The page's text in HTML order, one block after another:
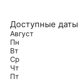
Доступные даты
Август
Пн
Вт
Ср
Чт
Пт